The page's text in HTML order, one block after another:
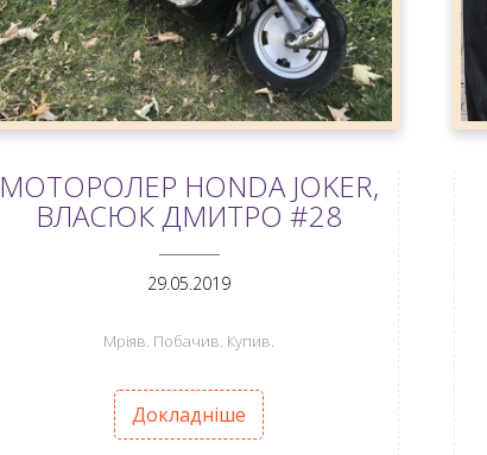
МОТОРОЛЕР HONDA JOKER,
ВЛАСЮК ДМИТРО #28
29.05.2019
Мріяв. Побачив. Купив.
Докладніше